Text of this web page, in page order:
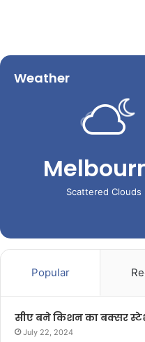
Weather
Scattered Clouds
Popular
सीए बने किशन का बक्सर
July 22, 2024